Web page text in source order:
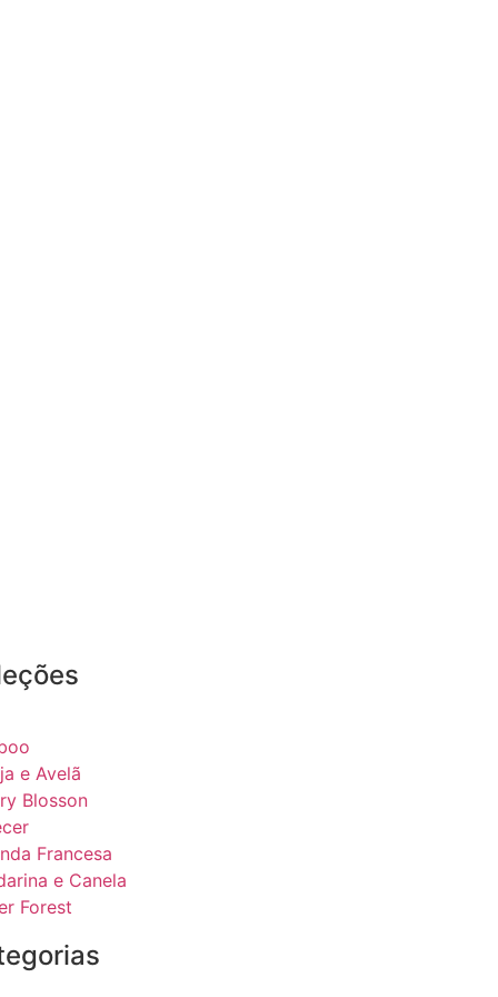
e Avelã
Blosson
Francesa
e Canela
Forest